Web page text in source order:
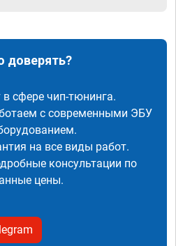
доверять?
сфере чип-тюнинга.
с современными ЭБУ
на все виды работ.
консультации по
цены.